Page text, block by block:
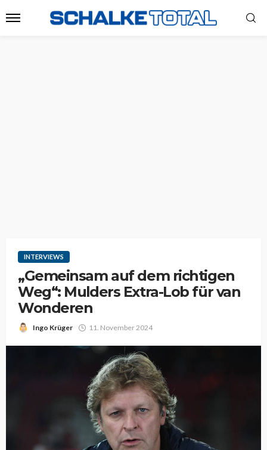
INTERVIEWS
„Gemeinsam auf dem richtigen
Weg“: Mulders Extra-Lob für van
Wonderen
Ingo Krüger 11. November 2024